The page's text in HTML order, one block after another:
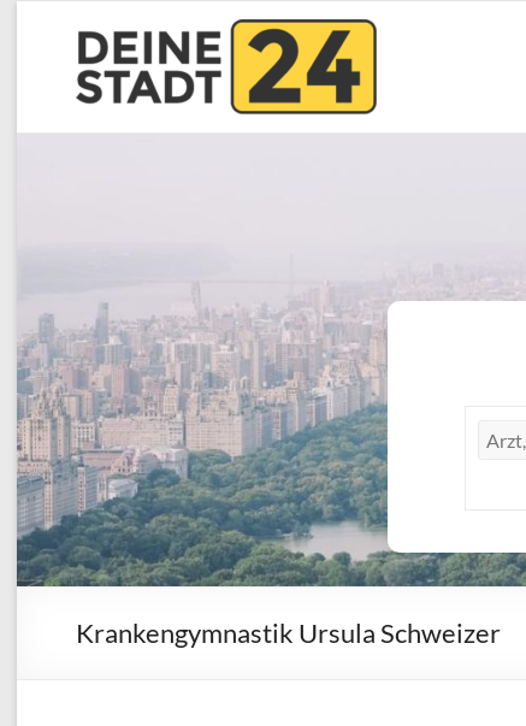
Krankengymnastik Ursula Schweizer